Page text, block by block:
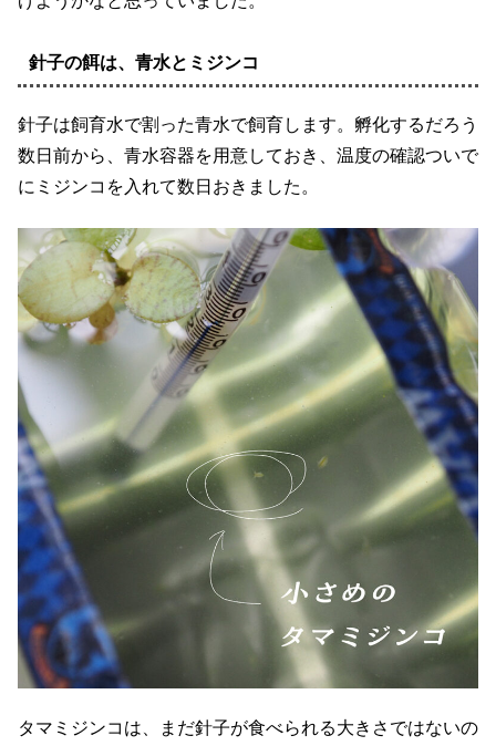
針子の餌は、青水とミジンコ
針子は飼育水で割った青水で飼育します。孵化するだろう
数日前から、青水容器を用意しておき、温度の確認ついで
にミジンコを入れて数日おきました。
タマミジンコは、まだ針子が食べられる大きさではないの